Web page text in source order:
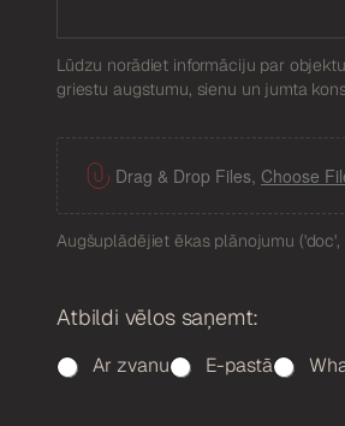
Lūdzu norādiet informāciju par
griestu augstumu, sienu un jumta
F
i
l
e
U
o
d
Drag & Drop Files, Choose
Augšuplādējiet ēkas plānojumu ('doc',
Atbildi vēlos saņemt:
Ar zvanu E-pastā